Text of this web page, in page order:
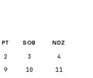
PT SOB NDZ
2 3
4
9 10
11